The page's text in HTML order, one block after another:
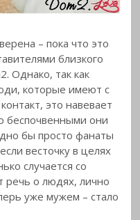
– пока что это
близкого
Однако, так как
которые имеют с
это навевает
беспочвенными они
бы просто фанаты
весточку в целях
случается со
речь о людях, лично
уже мужем – стало